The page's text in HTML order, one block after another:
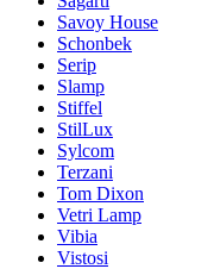
Savoy House
Schonbek
Serip
Slamp
Stiffel
StilLux
Sylcom
Terzani
Tom Dixon
Vetri Lamp
Vibia
Vistosi